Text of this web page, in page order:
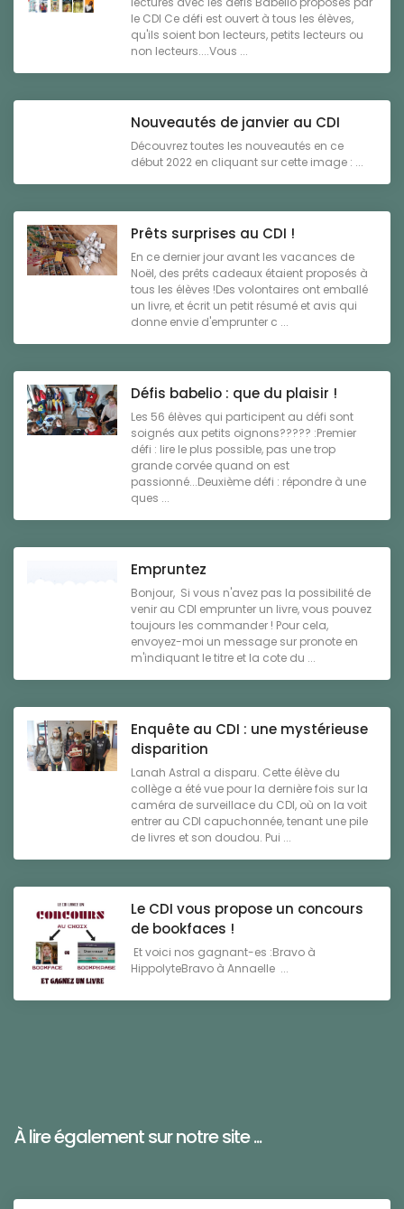
le CDI Ce défi est ouvert à tous les élèves,
qu'ils soient bon lecteurs, petits lecteurs ou
non lecteurs....Vous ...
Nouveautés de janvier au CDI
Découvrez toutes les nouveautés en ce
début 2022 en cliquant sur cette image : ...
Prêts surprises au CDI !
En ce dernier jour avant les vacances de
Noël, des prêts cadeaux étaient proposés à
tous les élèves !Des volontaires ont emballé
un livre, et écrit un petit résumé et avis qui
donne envie d'emprunter c ...
Défis babelio : que du plaisir !
Les 56 élèves qui participent au défi sont
soignés aux petits oignons????? :Premier
défi : lire le plus possible, pas une trop
grande corvée quand on est
passionné...Deuxième défi : répondre à une
ques ...
Empruntez
Bonjour, Si vous n'avez pas la possibilité de
venir au CDI emprunter un livre, vous pouvez
toujours les commander ! Pour cela,
envoyez-moi un message sur pronote en
m'indiquant le titre et la cote du ...
Enquête au CDI : une mystérieuse
disparition
Lanah Astral a disparu. Cette élève du
collège a été vue pour la dernière fois sur la
caméra de surveillace du CDI, où on la voit
entrer au CDI capuchonnée, tenant une pile
de livres et son doudou. Pui ...
Le CDI vous propose un concours
de bookfaces !
Et voici nos gagnant-es :Bravo à
HippolyteBravo à Annaelle ...
À lire également sur notre site ...